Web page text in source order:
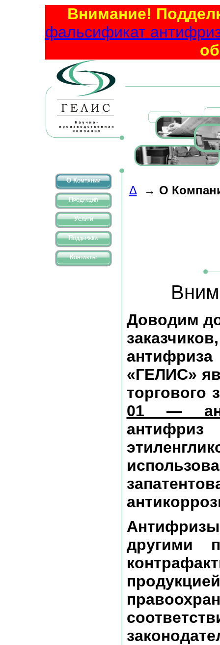
Внимание!
фальсификат
О Компании
Продукция
Услуги
Поддержка
Контакты
Δ→ О
Доводим
«ГЕЛИС»
торгового
01 —
другими